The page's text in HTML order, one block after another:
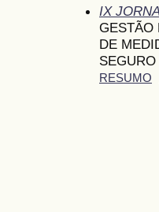
IX
GESTÃO
DE
SEGURO
RESUMO